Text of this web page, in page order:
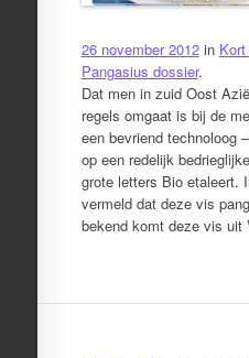
26 november 2012in
Pangasius dossier.
Dat men in zuid Oost
regels omgaat is bij de
een bevriend technoloog
op een redelijk
grote letters Bio etaleert.
vermeld dat deze vis
bekend komt deze vis